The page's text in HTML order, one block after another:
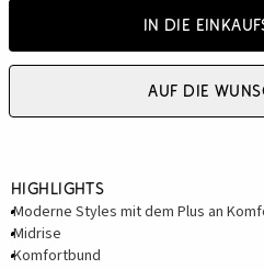
In die
Auf die
Highlights
Moderne Styles mit dem Plus an
Midrise
Komfortbund